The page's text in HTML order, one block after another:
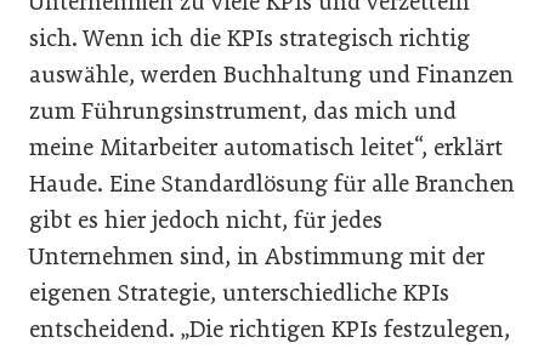
sich. Wenn ich die KPIs strategisch richtig
auswähle, werden Buchhaltung und Finanzen
zum Führungsinstrument, das mich und
meine Mitarbeiter automatisch leitet“, erklärt
Haude. Eine Standardlösung für alle Branchen
gibt es hier jedoch nicht, für jedes
Unternehmen sind, in Abstimmung mit der
eigenen Strategie, unterschiedliche KPIs
entscheidend. „Die richtigen KPIs festzulegen,